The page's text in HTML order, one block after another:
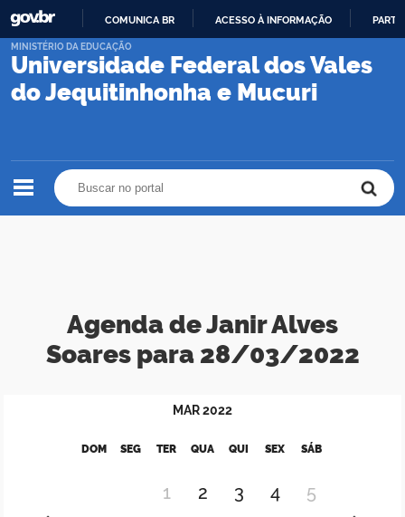
PARA
CONTEÚDO
COMUNICA BR ACESSO À INFORMAÇÃO
Universidade Federal dos Vales
do Jequitinhonha e Mucuri
MINISTÉRIO DA EDUCAÇÃO
Agenda de Janir Alves
Soares para 28/03/2022
MAR2022
DOM SEG TER QUA QUI SEX SÁB
1 2 3 4
5